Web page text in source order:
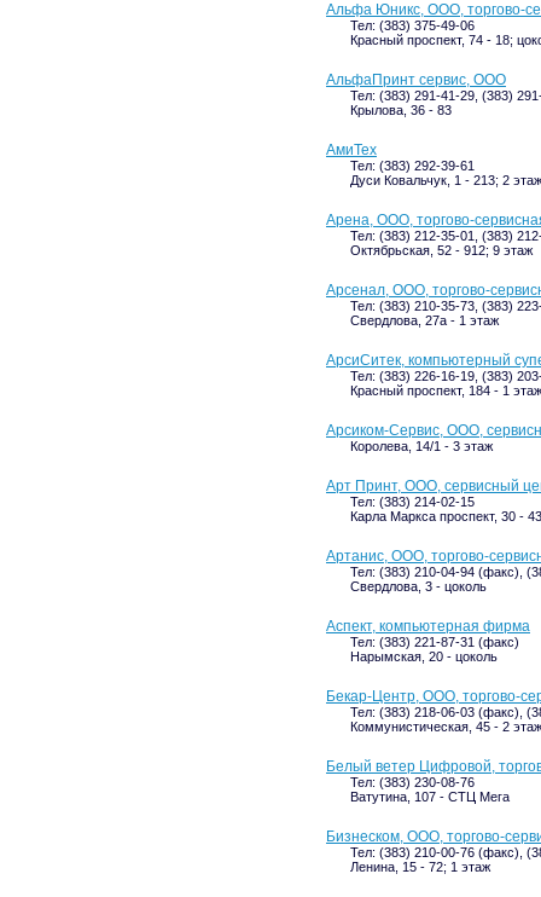
Альфа Юникс, ООО, торгово-
Тел: (383) 375-49-06
Красный проспект, 74 - 18;
АльфаПринт сервис, ООО
Тел: (383) 291-41-29, (383)
Крылова, 36 - 83
АмиТех
Тел: (383) 292-39-61
Дуси Ковальчук, 1 - 213; 2 этаж
Арена, ООО, торгово-
Тел: (383) 212-35-01, (383)
Октябрьская, 52 - 912; 9 этаж
Арсенал, ООО, торгово-
Тел: (383) 210-35-73, (383)
Свердлова, 27а - 1 этаж
АрсиСитек, компьютерный
Тел: (383) 226-16-19, (383)
Красный проспект, 184 - 1 этаж
Арсиком-Сервис, ООО,
Королева, 14/1 - 3 этаж
Арт Принт, ООО, сервисный
Тел: (383) 214-02-15
Карла Маркса проспект, 30 -
Артанис, ООО, торгово-
Тел: (383) 210-04-94 (факс),
Свердлова, 3 - цоколь
Аспект, компьютерная фирма
Тел: (383) 221-87-31 (факс)
Нарымская, 20 - цоколь
Бекар-Центр, ООО, торгово-
Тел: (383) 218-06-03 (факс),
Коммунистическая, 45 - 2 этаж
Белый ветер Цифровой,
Тел: (383) 230-08-76
Ватутина, 107 - СТЦ Мега
Бизнеском, ООО, торгово-
Тел: (383) 210-00-76 (факс),
Ленина, 15 - 72; 1 этаж